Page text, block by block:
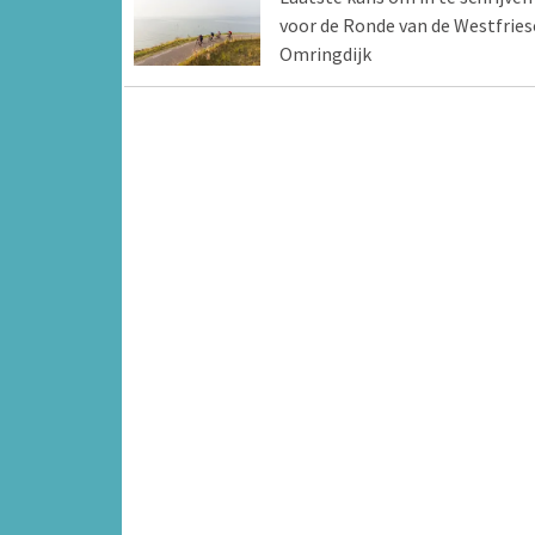
voor de Ronde van de
Omringdijk